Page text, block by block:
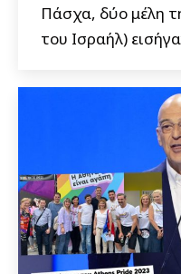
Πάσχα, δύο μέλη
του Ισραήλ)